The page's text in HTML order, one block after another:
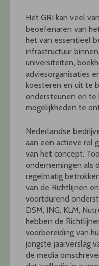
Het GRI kan veel
beoefenaren van
het van essentieel
infrastructuur
universiteiten,
adviesorganisaties
koesteren en uit te
ondersteunen en te
mogelijkheden te
Nederlandse
aan een actieve rol
van het concept.
ondernemingen als
regelmatig
van de Richtlijnen
voortdurend
DSM, ING, KLM,
hebben de
voorbereiding van
jongste jaarverslag
de media